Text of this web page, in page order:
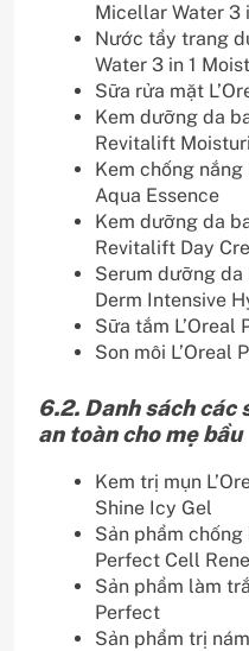
Micellar Water 3
Nước tẩy trang
Water 3 in 1
Sữa rửa mặt
Kem dưỡng da
Revitalift
Kem chống nắng
Aqua Essence
Kem dưỡng da
Revitalift Day
Serum dưỡng da
Derm Intensive
Sữa tắm L’Oreal
Son môi L’Oreal
6.2. Danh sách các
an toàn cho mẹ bầu
Kem trị mụn
Shine Icy Gel
Sản phẩm chống
Perfect Cell
Sản phẩm làm
Perfect
Sản phẩm trị